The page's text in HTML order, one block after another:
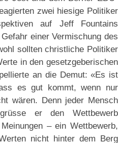
zwei hiesige Politiker
auf Jeff Fountains
einer Vermischung des
sollten christliche Politiker
in den gesetzgeberischen
an die Demut: «Es ist
es gut kommt, wenn nur
wären. Denn jeder Mensch
er den Wettbewerb
– ein Wettbewerb,
nicht hinter dem Berg